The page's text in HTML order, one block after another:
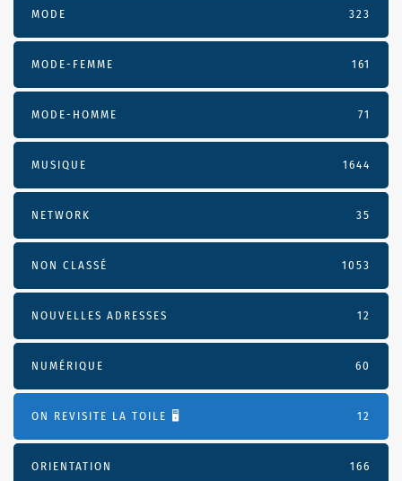
MODE 323
MODE-FEMME 161
MODE-HOMME 71
MUSIQUE 1644
NETWORK 35
NON CLASSÉ 1053
NOUVELLES ADRESSES 12
NUMÉRIQUE 60
ON REVISITE LA TOILE 🖥️ 12
ORIENTATION 166